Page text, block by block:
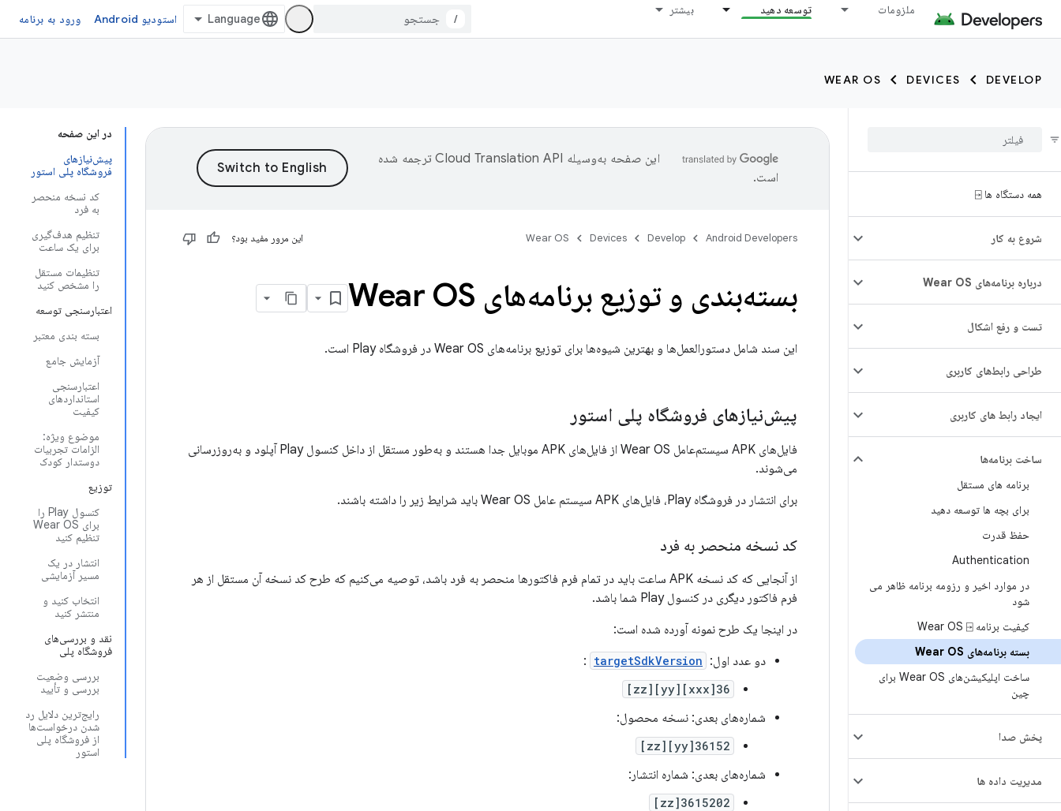
ملزومات توسعه دهید بیشتر
/ استودیو Android ورود به برنامه
DEVELOP
DEVICES
WEAR OS
همه دستگاه ها ⍈
شروع به کار
درباره برنامه‌های Wear OS
تست و رفع اشکال
طراحی رابط‌های کاربری
ایجاد رابط های کاربری
ساخت برنامه‌ها
برنامه های مستقل
برای بچه ها توسعه دهید
حفظ قدرت
Authentication
در موارد اخیر و رزومه برنامه ظاهر می
شود
کیفیت برنامه Wear OS ⍈
بسته برنامه‌های Wear OS
ساخت اپلیکیشن‌های Wear OS برای
چین
پخش صدا
مدیریت داده ها
در این صفحه
پیش‌نیازهای
فروشگاه پلی استور
کد نسخه منحصر
به فرد
تنظیم هدف‌گیری
برای یک ساعت
تنظیمات مستقل
را مشخص کنید
اعتبارسنجی توسعه
بسته بندی معتبر
آزمایش جامع
اعتبارسنجی
استانداردهای
کیفیت
موضوع ویژه:
الزامات تجربیات
دوستدار کودک
توزیع
کنسول Play را
برای Wear OS
تنظیم کنید
انتشار در یک
مسیر آزمایشی
انتخاب کنید و
منتشر کنید
نقد و بررسی‌های
فروشگاه پلی
بررسی وضعیت
بررسی و تأیید
رایج‌ترین دلایل رد
شدن درخواست‌ها
از فروشگاه پلی
استور
این صفحه به‌وسیله
ترجمه شده
است.
Android Developers
Develop
Devices
Wear OS این مرور مفید بود؟
بسته‌بندی و توزیع برنامه‌های Wear OS
این سند شامل دستورالعمل‌ها و بهترین شیوه‌ها برای توزیع برنامه‌های Wear OS در فروشگاه Play است.
پیش‌نیازهای فروشگاه پلی استور
فایل‌های APK سیستم‌عامل Wear OS از فایل‌های APK موبایل جدا هستند و به‌طور مستقل از داخل کنسول Play آپلود و به‌روزرسانی
می‌شوند.
برای انتشار در فروشگاه Play، فایل‌های APK سیستم عامل Wear OS باید شرایط زیر را داشته باشند.
کد نسخه منحصر به فرد
از آنجایی که کد نسخه APK ساعت باید در تمام فرم فاکتورها منحصر به فرد باشد، توصیه می‌کنیم که طرح کد نسخه آن مستقل از هر
فرم فاکتور دیگری در کنسول Play شما باشد.
در اینجا یک طرح نمونه آورده شده است:
دو عدد اول: targetSdkVersion
:
36[xxx][yy][zz]
شماره‌های بعدی: نسخه محصول:
36152[yy][zz]
شماره‌های بعدی: شماره انتشار:
3615202[zz]